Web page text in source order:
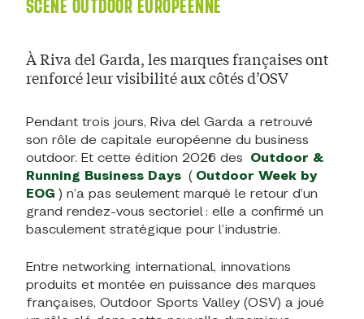
SCÈNE OUTDOOR EUROPÉENNE
À Riva del Garda, les marques françaises ont
renforcé leur visibilité aux côtés d’OSV
Pendant trois jours, Riva del Garda a retrouvé
son rôle de capitale européenne du business
outdoor. Et cette édition 2026 des Outdoor &
Running Business Days ( Outdoor Week by
EOG ) n’a pas seulement marqué le retour d’un
grand rendez-vous sectoriel : elle a confirmé un
basculement stratégique pour l’industrie.
Entre networking international, innovations
produits et montée en puissance des marques
françaises, Outdoor Sports Valley (OSV) a joué